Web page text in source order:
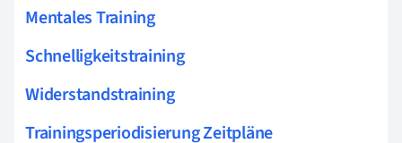
Mentales Training
Schnelligkeitstraining
Widerstandstraining
Trainingsperiodisierung Zeitpläne